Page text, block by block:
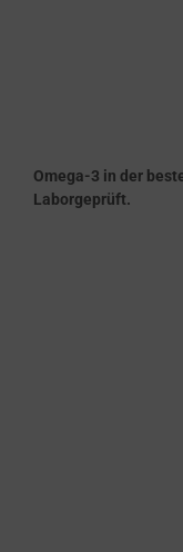
Omega-3 in der
Laborgeprüft.